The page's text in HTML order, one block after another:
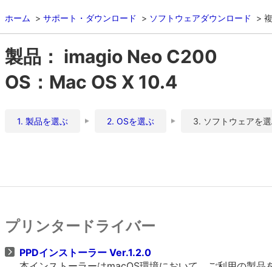
ホーム サポート・ダウンロード ソフトウェアダウンロード
製品： imagio Neo C200
OS：Mac OS X 10.4
1. 製品を選ぶ 2. OSを選ぶ 3. ソフトウェアを
プリンタードライバー
PPDインストーラー Ver.1.2.0